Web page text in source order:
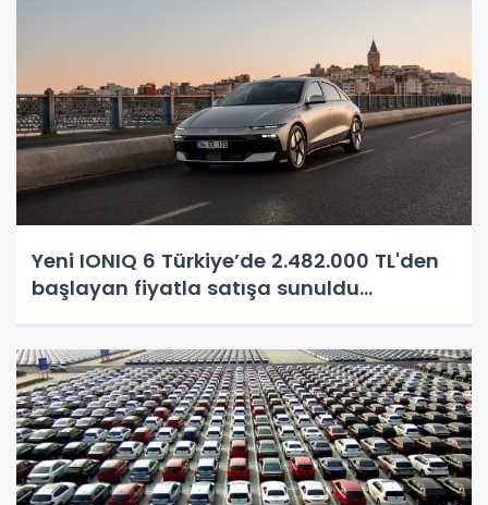
Yeni IONIQ 6 Türkiye’de 2.482.000 TL'den
başlayan fiyatla satışa sunuldu...